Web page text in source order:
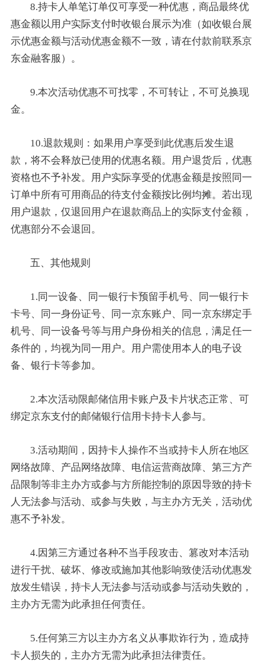
8.持卡人单笔订单仅可享受一种优惠，商品最终优
惠金额以用户实际支付时收银台展示为准（如收银台展
示优惠金额与活动优惠金额不一致，请在付款前联系京
东金融客服）。
9.本次活动优惠不可找零，不可转让，不可兑换现
金。
10.退款规则：如果用户享受到此优惠后发生退
款，将不会释放已使用的优惠名额。用户退货后，优惠
资格也不予补发。用户实际享受的优惠金额是按照同一
订单中所有可用商品的待支付金额按比例均摊。若出现
用户退款，仅退回用户在退款商品上的实际支付金额，
优惠部分不会退回。
五、其他规则
1.同一设备、同一银行卡预留手机号、同一银行卡
卡号、同一身份证号、同一京东账户、同一京东绑定手
机号、同一设备号等与用户身份相关的信息，满足任一
条件的，均视为同一用户。用户需使用本人的电子设
备、银行卡等参加。
2.本次活动限邮储信用卡账户及卡片状态正常、可
绑定京东支付的邮储银行信用卡持卡人参与。
3.活动期间，因持卡人操作不当或持卡人所在地区
网络故障、产品网络故障、电信运营商故障、第三方产
品限制等非主办方或参与方所能控制的原因导致的持卡
人无法参与活动、或参与失败，与主办方无关，活动优
惠不予补发。
4.因第三方通过各种不当手段攻击、篡改对本活动
进行干扰、破坏、修改或施加其他影响致使活动优惠发
放发生错误，持卡人无法参与活动或参与活动失败的，
主办方无需为此承担任何责任。
5.任何第三方以主办方名义从事欺诈行为，造成持
卡人损失的，主办方无需为此承担法律责任。